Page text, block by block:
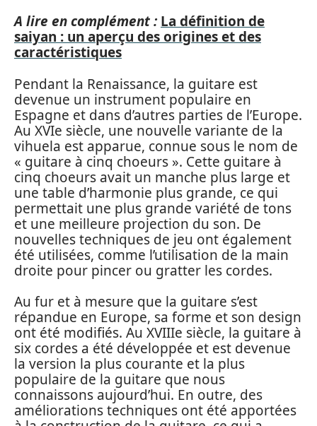
A lire en complément : La définition de
saiyan : un aperçu des origines et des
caractéristiques
Pendant la Renaissance, la guitare est
devenue un instrument populaire en
Espagne et dans d’autres parties de l’Europe.
Au XVIe siècle, une nouvelle variante de la
vihuela est apparue, connue sous le nom de
« guitare à cinq choeurs ». Cette guitare à
cinq choeurs avait un manche plus large et
une table d’harmonie plus grande, ce qui
permettait une plus grande variété de tons
et une meilleure projection du son. De
nouvelles techniques de jeu ont également
été utilisées, comme l’utilisation de la main
droite pour pincer ou gratter les cordes.
Au fur et à mesure que la guitare s’est
répandue en Europe, sa forme et son design
ont été modifiés. Au XVIIIe siècle, la guitare à
six cordes a été développée et est devenue
la version la plus courante et la plus
populaire de la guitare que nous
connaissons aujourd’hui. En outre, des
améliorations techniques ont été apportées